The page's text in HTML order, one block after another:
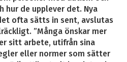
hur de upplever det. Nya
ofta sätts in sent, avslutas
”Många önskar mer
sitt arbete, utifrån sina
eller normer som sätter